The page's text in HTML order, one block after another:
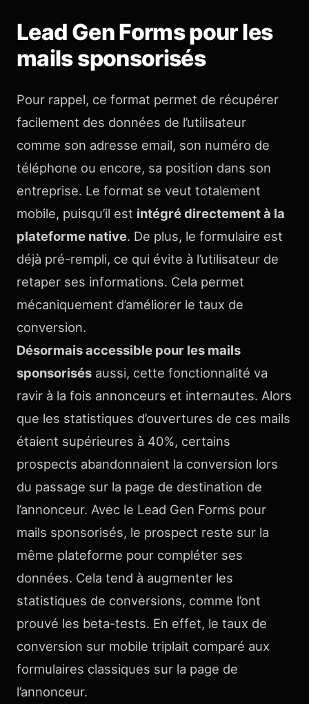
Lead Gen Forms pour les
mails sponsorisés
Pour rappel, ce format permet de récupérer
facilement des données de l’utilisateur
comme son adresse email, son numéro de
téléphone ou encore, sa position dans son
entreprise. Le format se veut totalement
mobile, puisqu’il est intégré directement à la
plateforme native. De plus, le formulaire est
déjà pré-rempli, ce qui évite à l’utilisateur de
retaper ses informations. Cela permet
mécaniquement d’améliorer le taux de
conversion.
Désormais accessible pour les mails
sponsorisés aussi, cette fonctionnalité va
ravir à la fois annonceurs et internautes. Alors
que les statistiques d’ouvertures de ces mails
étaient supérieures à 40%, certains
prospects abandonnaient la conversion lors
du passage sur la page de destination de
l’annonceur. Avec le Lead Gen Forms pour
mails sponsorisés, le prospect reste sur la
même plateforme pour compléter ses
données. Cela tend à augmenter les
statistiques de conversions, comme l’ont
prouvé les beta-tests. En effet, le taux de
conversion sur mobile triplait comparé aux
formulaires classiques sur la page de
l’annonceur.